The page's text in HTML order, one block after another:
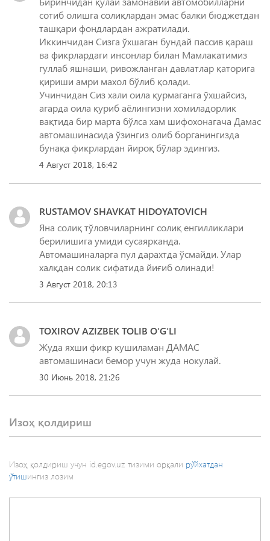
сотиб олишга солиқлардан эмас балки бюджетдан
ташқари фондлардан ажратилади.
Иккинчидан Сизга ўхшаган бундай пассив қараш
ва фикрлардаги инсонлар билан Мамлакатимиз
гуллаб яшнаши, ривожланган давлатлар қаторига
қириши амри махол бўлиб қолади.
Учинчидан Сиз хали оила қурмаганга ўхшайсиз,
агарда оила қуриб аёлингизни хомиладорлик
вақтида бир марта бўлса хам шифохонагача Дамас
автомашинасида ўзингиз олиб борганингизда
бунақа фикрлардан йироқ бўлар эдингиз.
4 Август 2018, 16:42
RUSTAMOV SHAVKAT HIDOYATOVICH
Яна солиқ тўловчиларнинг солиқ енгилликлари
берилишига умиди сусаярканда.
Автомашиналарга пул дарахтда ўсмайди. Улар
халқдан солик сифатида йиғиб олинади!
3 Август 2018, 20:13
TOXIROV AZIZBEK TOLIB O‘G‘LI
Жуда яхши фикр кушиламан ДАМАС
автомашинаси бемор учун жуда нокулай.
30 Июнь 2018, 21:26
Изоҳ қолдириш
Изоҳ қолдириш учун id.egov.uz тизими орқали рўйхатдан
ўтишингиз лозим